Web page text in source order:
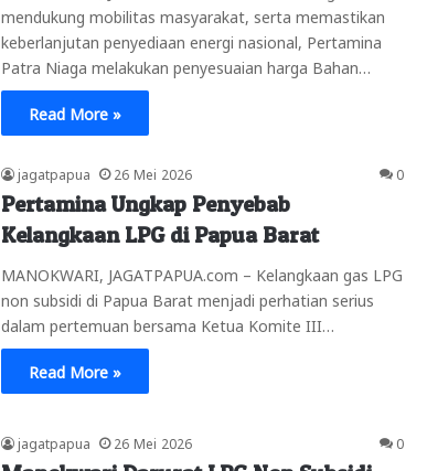
mendukung mobilitas masyarakat, serta memastikan
keberlanjutan penyediaan energi nasional, Pertamina
Patra Niaga melakukan penyesuaian harga Bahan…
Read More »
jagatpapua 26 Mei 2026 0
Pertamina Ungkap Penyebab
Kelangkaan LPG di Papua Barat
MANOKWARI, JAGATPAPUA.com – Kelangkaan gas LPG
non subsidi di Papua Barat menjadi perhatian serius
dalam pertemuan bersama Ketua Komite III…
Read More »
jagatpapua 26 Mei 2026 0